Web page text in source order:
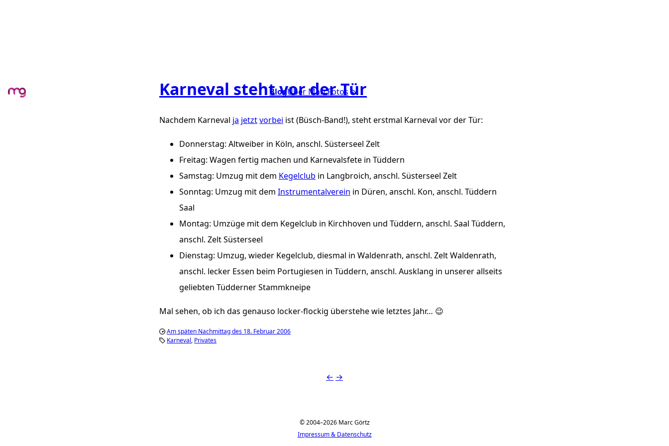
BlogÜber MarcFotos
Karneval steht vor der Tür
Nachdem Karneval ja jetztvorbei ist (Büsch-Band!), steht erstmal Karneval vor der Tür:
Donnerstag: Altweiber in Köln, anschl. Süsterseel Zelt
Freitag: Wagen fertig machen und Karnevalsfete in Tüddern
Samstag: Umzug mit dem Kegelclub in Langbroich, anschl. Süsterseel Zelt
Sonntag: Umzug mit dem Instrumentalverein in Düren, anschl. Kon, anschl. Tüddern
Saal
Montag: Umzüge mit dem Kegelclub in Kirchhoven und Tüddern, anschl. Saal Tüddern,
anschl. Zelt Süsterseel
Dienstag: Umzug, wieder Kegelclub, diesmal in Waldenrath, anschl. Zelt Waldenrath,
anschl. lecker Essen beim Portugiesen in Tüddern, anschl. Ausklang in unserer allseits
geliebten Tüdderner Stammkneipe
Mal sehen, ob ich das genauso locker-flockig überstehe wie letztes Jahr… 😉
Am späten Nachmittag des 18. Februar 2006
Karneval Privates
← →
© 2004–2026 Marc Görtz
Impressum & Datenschutz